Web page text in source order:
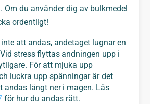
Om du använder dig av bulkmedel
ordentligt!
att andas, andetaget lugnar en
stress flyttas andningen upp i
För att mjuka upp
luckra upp spänningar är det
andas långt ner i magen. Läs
för hur du andas rätt.